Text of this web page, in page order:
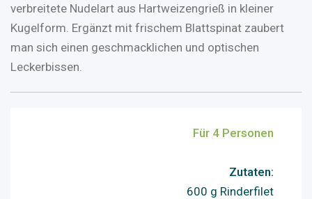
verbreitete Nudelart aus Hartweizengrieß in kleiner
Kugelform. Ergänzt mit frischem Blattspinat zaubert
man sich einen geschmacklichen und optischen
Leckerbissen.
Für 4 Personen
Zutaten:
600 g Rinderfilet